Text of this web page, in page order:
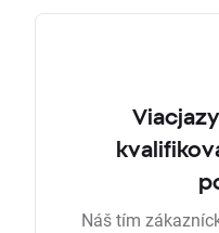
Náš tím